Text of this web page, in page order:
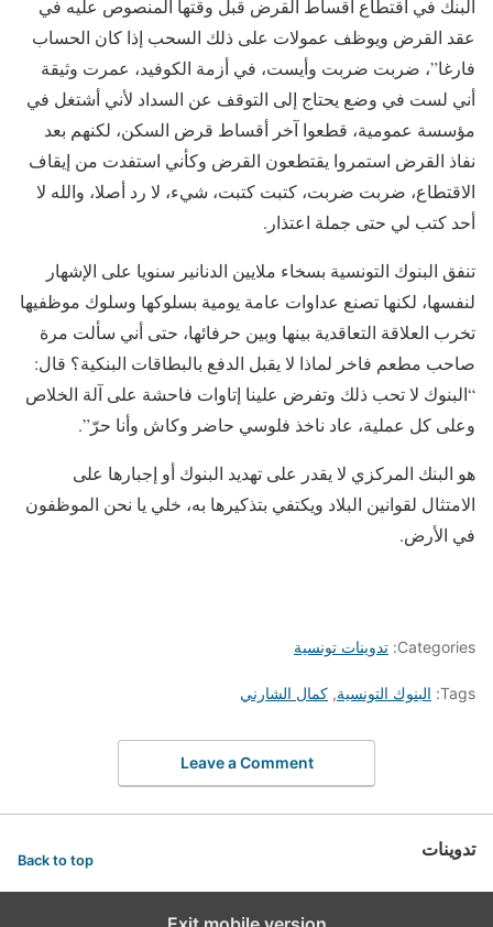
البنك في اقتطاع أقساط القرض قبل وقتها المنصوص عليه في
عقد القرض ويوظف عمولات على ذلك السحب إذا كان الحساب
فارغا”، ضربت ضربت وأيست، في أزمة الكوفيد، عمرت وثيقة
أني لست في وضع يحتاج إلى التوقف عن السداد لأني أشتغل في
مؤسسة عمومية، قطعوا آخر أقساط قرض السكن، لكنهم بعد
نفاذ القرض استمروا يقتطعون القرض وكأني استفدت من إيقاف
الاقتطاع، ضربت ضربت، كتبت كتبت، شيء، لا رد أصلا، والله لا
أحد كتب لي حتى جملة اعتذار.
تنفق البنوك التونسية بسخاء ملايين الدنانير سنويا على الإشهار
لنفسها، لكنها تصنع عداوات عامة يومية بسلوكها وسلوك موظفيها
تخرب العلاقة التعاقدية بينها وبين حرفائها، حتى أني سألت مرة
صاحب مطعم فاخر لماذا لا يقبل الدفع بالبطاقات البنكية؟ قال:
“البنوك لا تحب ذلك وتفرض علينا إتاوات فاحشة على آلة الخلاص
وعلى كل عملية، عاد ناخذ فلوسي حاضر وكاش وأنا حرّ”.
هو البنك المركزي لا يقدر على تهديد البنوك أو إجبارها على
الامتثال لقوانين البلاد ويكتفي بتذكيرها به، خلي يا نحن الموظفون
في الأرض.
Categories: تدوينات تونسية
Tags: البنوك التونسية, كمال الشارني
Leave a Comment
تدوينات Back to top